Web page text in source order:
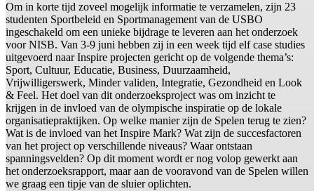
Om in korte tijd zoveel mogelijk informatie te verzamelen, zijn 23
studenten Sportbeleid en Sportmanagement van de USBO
ingeschakeld om een unieke bijdrage te leveren aan het onderzoek
voor NISB. Van 3-9 juni hebben zij in een week tijd elf case studies
uitgevoerd naar Inspire projecten gericht op de volgende thema’s:
Sport, Cultuur, Educatie, Business, Duurzaamheid,
Vrijwilligerswerk, Minder validen, Integratie, Gezondheid en Look
& Feel. Het doel van dit onderzoeksproject was om inzicht te
krijgen in de invloed van de olympische inspiratie op de lokale
organisatiepraktijken. Op welke manier zijn de Spelen terug te zien?
Wat is de invloed van het Inspire Mark? Wat zijn de succesfactoren
van het project op verschillende niveaus? Waar ontstaan
spanningsvelden? Op dit moment wordt er nog volop gewerkt aan
het onderzoeksrapport, maar aan de vooravond van de Spelen willen
we graag een tipje van de sluier oplichten.